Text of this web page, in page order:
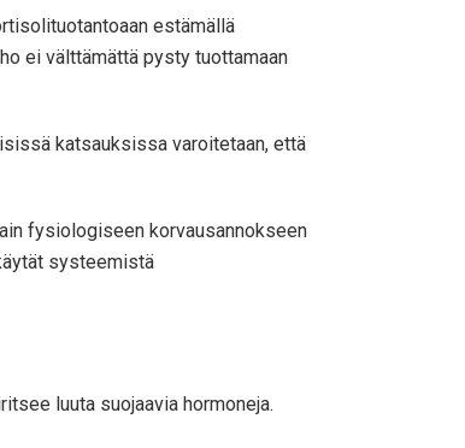
estämällä
ei välttämättä pysty tuottamaan
katsauksissa varoitetaan, että
fysiologiseen korvausannokseen
systeemistä
luuta suojaavia hormoneja.